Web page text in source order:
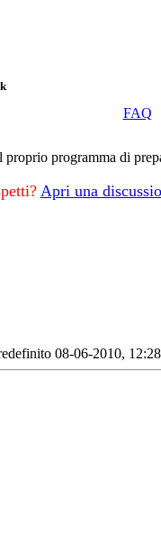
FAQ
proprio programma di
Apri una
08-06-2010,